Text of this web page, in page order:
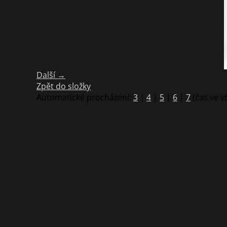
Další →
Zpět do složky
Automatické procházení: 3 | 4 | 5 | 6 | 7 (čas ve